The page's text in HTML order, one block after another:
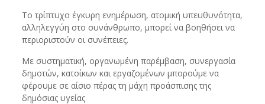
Το τρίπτυχο έγκυρη ενημέρωση, ατομική υπευθυνότητα,
αλληλεγγύη στο συνάνθρωπο, μπορεί να βοηθήσει να
περιοριστούν οι συνέπειες.
Με συστηματική, οργανωμένη παρέμβαση, συνεργασία
δημοτών, κατοίκων και εργαζομένων μπορούμε να
φέρουμε σε αίσιο πέρας τη μάχη προάσπισης της
δημόσιας υγείας